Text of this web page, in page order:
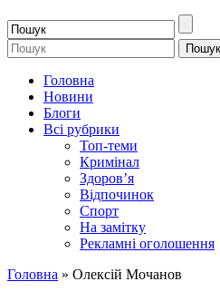
Головна
Новини
Блоги
Всі рубрики
Топ-теми
Кримінал
Здоров’я
Відпочинок
Спорт
На замітку
Рекламні оголошення
Головна » Олексій Мочанов